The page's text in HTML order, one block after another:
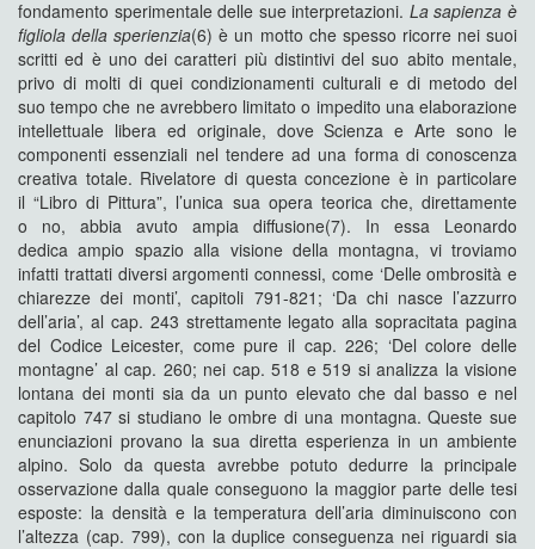
fondamento sperimentale delle sue interpretazioni. La sapienza è
figlioladella sperienzia(6) è un motto che spesso ricorre nei suoi
scritti ed è uno dei caratteri più distintivi del suo abito mentale,
privo di molti di quei condizionamenti culturali e di metodo del
suo tempo che ne avrebbero limitato o impedito una elaborazione
intellettuale libera ed originale, dove Scienza e Arte sono le
componenti essenziali nel tendere ad una forma di conoscenza
creativa totale. Rivelatore di questa concezione è in particolare
il “Libro di Pittura”, l’unica sua opera teorica che, direttamente
o no, abbia avuto ampia diffusione(7). In essa Leonardo
dedica ampio spazio alla visione della montagna, vi troviamo
infatti trattati diversi argomenti connessi, come ‘Delle ombrosità e
chiarezze dei monti’, capitoli 791-821; ‘Da chi nasce l’azzurro
dell’aria’, al cap. 243 strettamente legato alla sopracitata pagina
del Codice Leicester, come pure il cap. 226; ‘Del colore delle
montagne’ al cap. 260; nei cap. 518 e 519 si analizza la visione
lontana dei monti sia da un punto elevato che dal basso e nel
capitolo 747 si studiano le ombre di una montagna. Queste sue
enunciazioni provano la sua diretta esperienza in un ambiente
alpino. Solo da questa avrebbe potuto dedurre la principale
osservazione dalla quale conseguono la maggior parte delle tesi
esposte: la densità e la temperatura dell’aria diminuiscono con
l’altezza (cap. 799), con la duplice conseguenza nei riguardi sia